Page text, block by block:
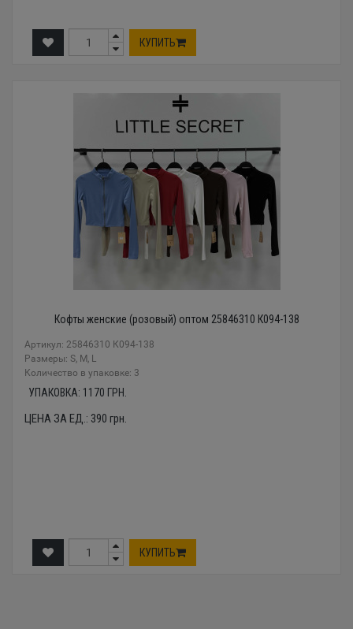
КУПИТЬ
Кофты женские (розовый) оптом 25846310 К094-138
Артикул: 25846310 К094-138
Размеры: S, M, L
Количество в упаковке: 3
УПАКОВКА: 1170 ГРН.
ЦЕНА ЗА ЕД.: 390 грн.
КУПИТЬ